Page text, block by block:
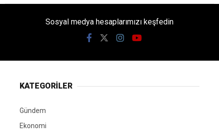
Sosyal medya hesaplarımızı keşfedin
KATEGORİLER
Gündem
Ekonomi